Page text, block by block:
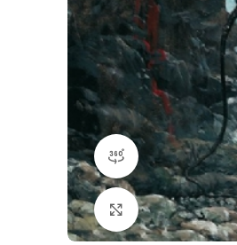
360 product view
Klikni da povečaš